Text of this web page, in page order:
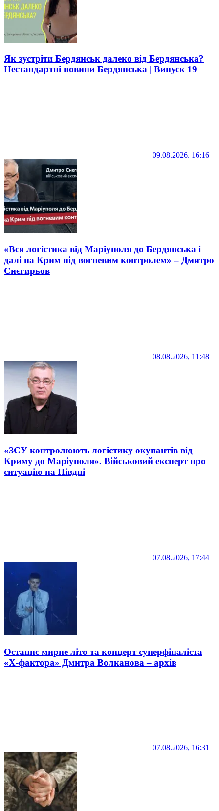
Як зустріти Бердянськ далеко від Бердянська?
Нестандартні новини Бердянська | Випуск 19
09.08.2026, 16:16
«Вся логістика від Маріуполя до Бердянська і
далі на Крим під вогневим контролем» – Дмитро
Снєгирьов
08.08.2026, 11:48
«ЗСУ контролюють логістику окупантів від
Криму до Маріуполя». Військовий експерт про
ситуацію на Півдні
07.08.2026, 17:44
Останнє мирне літо та концерт суперфіналіста
«Х-фактора» Дмитра Волканова – архів
07.08.2026, 16:31